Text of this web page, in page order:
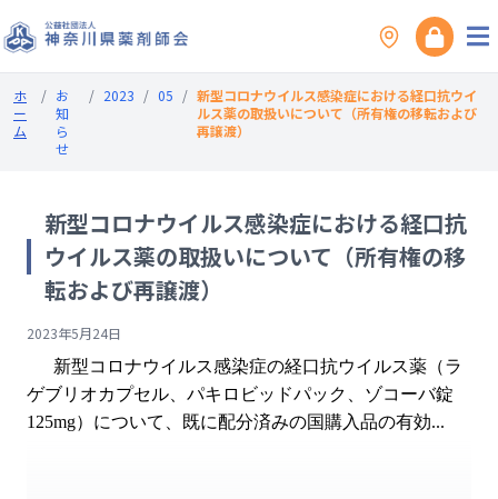
ホ
ー
ム
/ お
知
ら
せ
/ 2023 / 05 / 新型コロナウイルス感染症における経口抗ウイ
ルス薬の取扱いについて（所有権の移転および
再譲渡）
新型コロナウイルス感染症における経口抗
ウイルス薬の取扱いについて（所有権の移
転および再譲渡）
2023年5月24日
新型コロナウイルス感染症の経口抗ウイルス薬（ラ
ゲブリオカプセル、パキロビッドパック、ゾコーバ錠
125mg）について、既に配分済みの国購入品の有効...